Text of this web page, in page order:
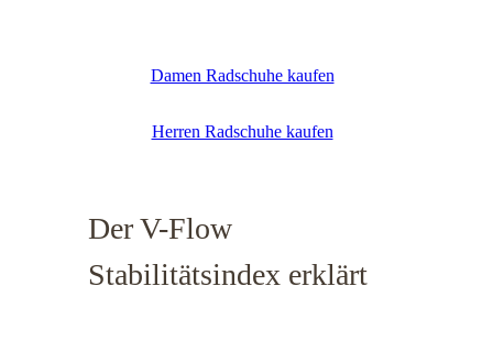
Damen Radschuhe kaufen
Herren Radschuhe kaufen
Der V-Flow
Stabilitätsindex erklärt